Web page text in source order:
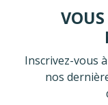
Inscrivez-vous
nos